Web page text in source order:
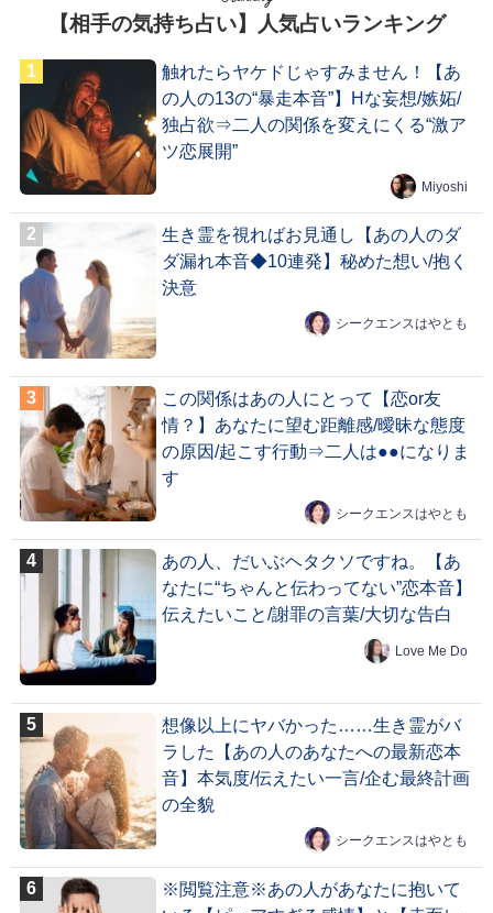
【相手の気持ち占い】人気占いランキング
触れたらヤケドじゃすみません！【あ
の人の13の“暴走本音”】Hな妄想/嫉妬/
独占欲⇒二人の関係を変えにくる“激ア
ツ恋展開”
Miyoshi
生き霊を視ればお見通し【あの人のダ
ダ漏れ本音◆10連発】秘めた想い/抱く
決意
シークエンスはやとも
この関係はあの人にとって【恋or友
情？】あなたに望む距離感/曖昧な態度
の原因/起こす行動⇒二人は●●になりま
す
シークエンスはやとも
あの人、だいぶヘタクソですね。【あ
なたに“ちゃんと伝わってない”恋本音】
伝えたいこと/謝罪の言葉/大切な告白
Love Me Do
想像以上にヤバかった……生き霊がバ
ラした【あの人のあなたへの最新恋本
音】本気度/伝えたい一言/企む最終計画
の全貌
シークエンスはやとも
※閲覧注意※あの人があなたに抱いて